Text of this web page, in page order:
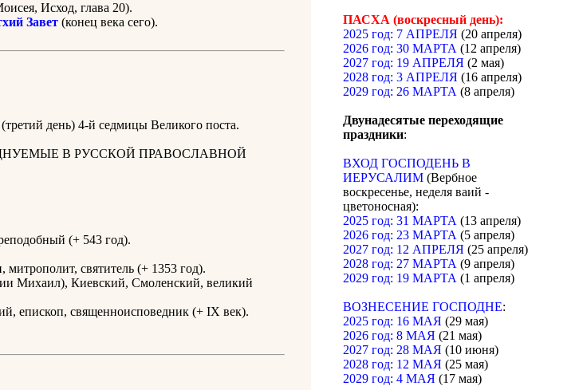
Исход, глава 20).
Завет (конец века сего).
(третий день) 4-й седмицы Великого поста.
В РУССКОЙ ПРАВОСЛАВНОЙ
(+ 543 год).
митрополит, святитель (+ 1353 год).
Михаил), Киевский, Смоленский, великий
епископ, священноисповедник (+ IX век).
ПАСХА (воскресный день):
2025 год: 7 АПРЕЛЯ (20 апреля)
2026 год: 30 МАРТА (12 апреля)
2027 год: 19 АПРЕЛЯ (2 мая)
2028 год: 3 АПРЕЛЯ (16 апреля)
2029 год: 26 МАРТА (8 апреля)
Двунадесятые переходящие
праздники:
ВХОД ГОСПОДЕНЬ В
ИЕРУСАЛИМ (Вербное
воскресенье, неделя ваий -
цветоносная):
2025 год: 31 МАРТА (13 апреля)
2026 год: 23 МАРТА (5 апреля)
2027 год: 12 АПРЕЛЯ (25 апреля)
2028 год: 27 МАРТА (9 апреля)
2029 год: 19 МАРТА (1 апреля)
ВОЗНЕСЕНИЕ ГОСПОДНЕ:
2025 год: 16 МАЯ (29 мая)
2026 год: 8 МАЯ (21 мая)
2027 год: 28 МАЯ (10 июня)
2028 год: 12 МАЯ (25 мая)
2029 год: 4 МАЯ (17 мая)